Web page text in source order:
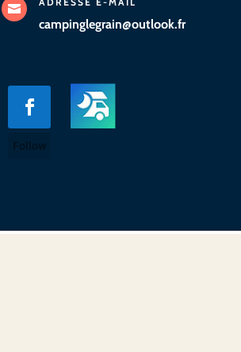

campinglegrain@outlook.fr
Follow